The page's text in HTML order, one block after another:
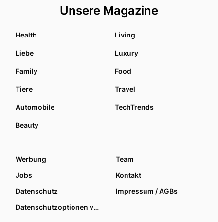
Unsere Magazine
Health Living
Liebe Luxury
Family Food
Tiere Travel
Automobile TechTrends
Beauty
Werbung
Team
Jobs
Kontakt
Datenschutz
Impressum / AGBs
Datenschutzoptionen verwalten